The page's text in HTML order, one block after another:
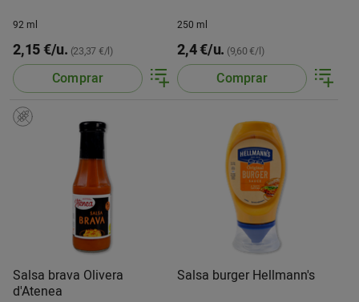
92 ml
2,15 €/u. (23,37 €/l)
Comprar
250 ml
2,4 €/u. (9,60 €/l)
Comprar
Salsa brava Olivera
d'Atenea
Salsa burger Hellmann's